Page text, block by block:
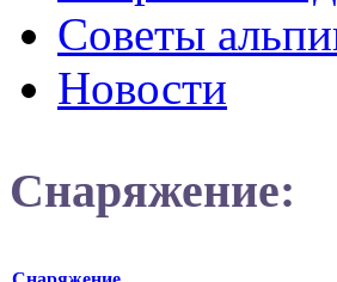
Советы
Новости
Снаряжение: